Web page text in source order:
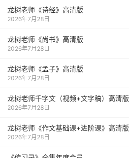
龙树老师《诗经》高清版
2026年7月28日
龙树老师《尚书》高清版
2026年7月28日
龙树老师《孟子》高清版
2026年7月28日
龙树老师千字文（视频+文字稿）高清版
2026年7月28日
龙树老师《作文基础课+进阶课》高清版
2026年7月28日